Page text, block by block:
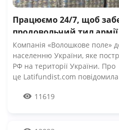
Працюємо 24/7, щоб
продовольчий тил армії —
компанії Волошкове
Компанія «Волошкове поле»
населенню України, яке
РФ на території України. Про
це Latifundist.com повідомила
Вже шосту добу наші
11619